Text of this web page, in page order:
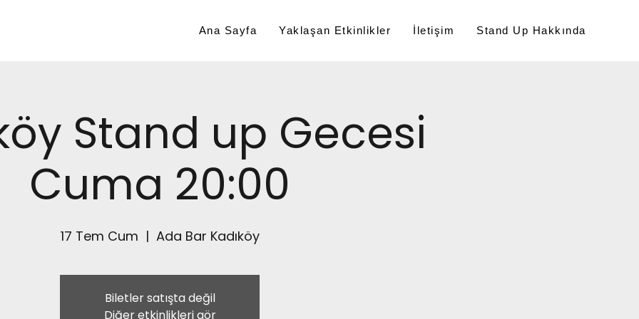
Ana Sayfa Yaklaşan Etkinlikler İletişim Stand Up Hakkında
Stand up Gecesi
Cuma 20:00
17 Tem Cum
  |
Ada Bar Kadıköy
Biletler satışta değil
Diğer etkinlikleri gör